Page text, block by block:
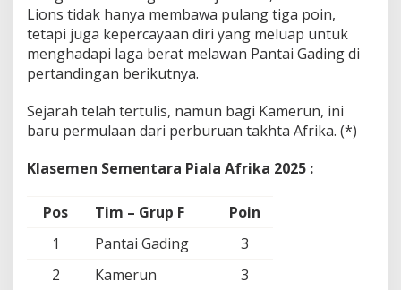
Lions tidak hanya membawa pulang tiga poin,
tetapi juga kepercayaan diri yang meluap untuk
menghadapi laga berat melawan Pantai Gading di
pertandingan berikutnya.
Sejarah telah tertulis, namun bagi Kamerun, ini
baru permulaan dari perburuan takhta Afrika. (*)
Klasemen Sementara Piala Afrika 2025 :
Pos Tim – Grup F
Poin
1
Pantai Gading
3
2
Kamerun
3